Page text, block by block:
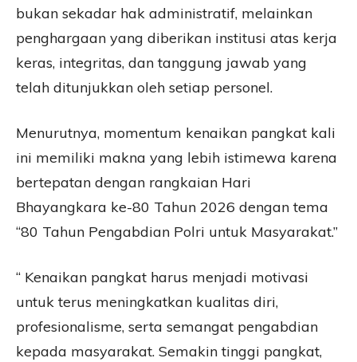
bukan sekadar hak administratif, melainkan
penghargaan yang diberikan institusi atas kerja
keras, integritas, dan tanggung jawab yang
telah ditunjukkan oleh setiap personel.
Menurutnya, momentum kenaikan pangkat kali
ini memiliki makna yang lebih istimewa karena
bertepatan dengan rangkaian Hari
Bhayangkara ke-80 Tahun 2026 dengan tema
“80 Tahun Pengabdian Polri untuk Masyarakat.”
“ Kenaikan pangkat harus menjadi motivasi
untuk terus meningkatkan kualitas diri,
profesionalisme, serta semangat pengabdian
kepada masyarakat. Semakin tinggi pangkat,